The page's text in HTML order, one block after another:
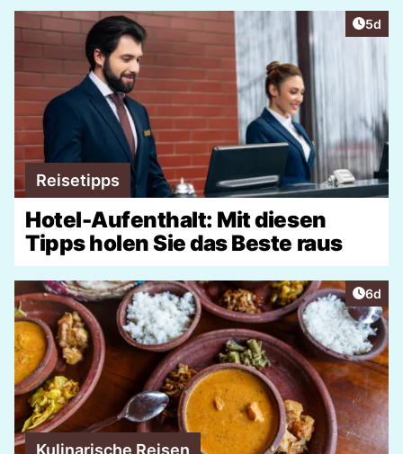
5d
Reisetipps
Hotel-Aufenthalt: Mit diesen
Tipps holen Sie das Beste raus
6d
Kulinarische Reisen